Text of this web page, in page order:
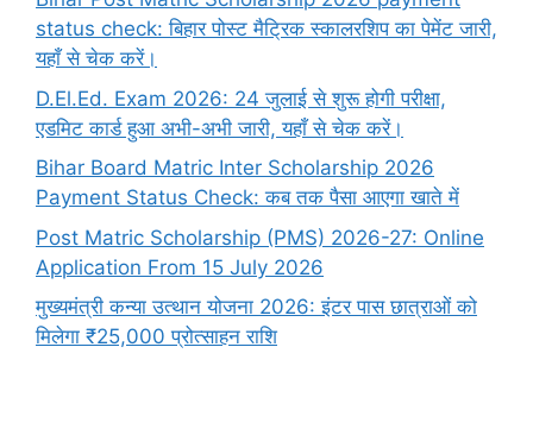
status check: बिहार पोस्ट मैट्रिक स्कालरशिप का पेमेंट जारी,
यहाँ से चेक करें।
D.El.Ed. Exam 2026: 24 जुलाई से शुरू होगी परीक्षा,
एडमिट कार्ड हुआ अभी-अभी जारी, यहाँ से चेक करें।
Bihar Board Matric Inter Scholarship 2026
Payment Status Check: कब तक पैसा आएगा खाते में
Post Matric Scholarship (PMS) 2026-27: Online
Application From 15 July 2026
मुख्यमंत्री कन्या उत्थान योजना 2026: इंटर पास छात्राओं को
मिलेगा ₹25,000 प्रोत्साहन राशि